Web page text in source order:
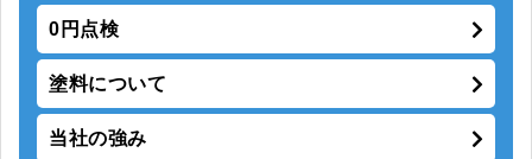
0円点検
塗料について
当社の強み